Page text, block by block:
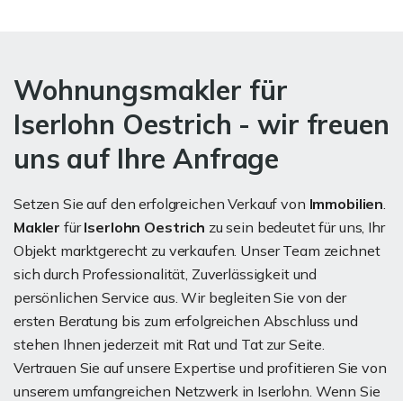
Wohnungsmakler für
Iserlohn Oestrich - wir freuen
uns auf Ihre Anfrage
Setzen Sie auf den erfolgreichen Verkauf von Immobilien
Makler fürIserlohn Oestrich zu sein bedeutet für uns, Ihr
Objekt marktgerecht zu verkaufen. Unser Team zeichnet
sich durch Professionalität, Zuverlässigkeit und
persönlichen Service aus. Wir begleiten Sie von der
ersten Beratung bis zum erfolgreichen Abschluss und
stehen Ihnen jederzeit mit Rat und Tat zur Seite.
Vertrauen Sie auf unsere Expertise und profitieren Sie von
unserem umfangreichen Netzwerk in Iserlohn. Wenn Sie